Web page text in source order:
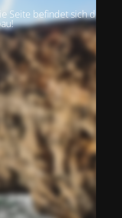
Seite befindet sich derzeit